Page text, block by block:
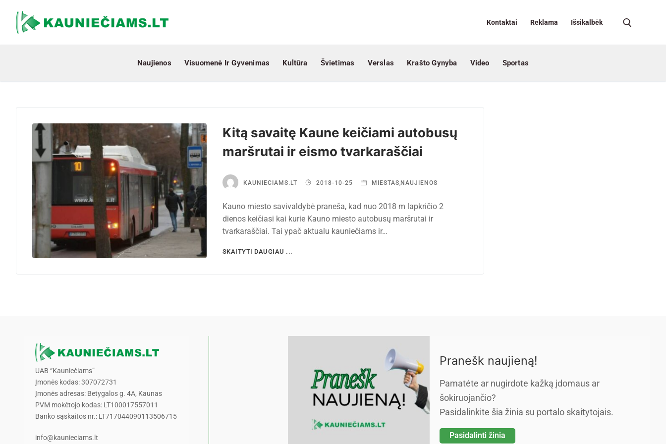
Kontaktai Reklama Išsikalbėk
Naujienos Visuomenė Ir Gyvenimas Kultūra Švietimas Verslas Krašto Gynyba Video Sportas
Kitą savaitę Kaune keičiami autobusų
maršrutai ir eismo tvarkaraščiai
KAUNIECIAMS.LT 2018-10-25 MIESTAS,NAUJIENOS
Kauno miesto savivaldybė praneša, kad nuo 2018 m lapkričio 2
dienos keičiasi kai kurie Kauno miesto autobusų maršrutai ir
tvarkaraščiai. Tai ypač aktualu kauniečiams ir…
SKAITYTI DAUGIAU ...
UAB “Kauniečiams”
Įmonės kodas: 307072731
Įmonės adresas: Betygalos g. 4A, Kaunas
PVM mokėtojo kodas: LT100017557011
Banko sąskaitos nr.: LT717044090113506715
info@kaunieciams.lt
Pranešk naujieną!
Pamatėte ar nugirdote kažką įdomaus ar
šokiruojančio?
Pasidalinkite šia žinia su portalo skaitytojais.
Pasidalinti žinia